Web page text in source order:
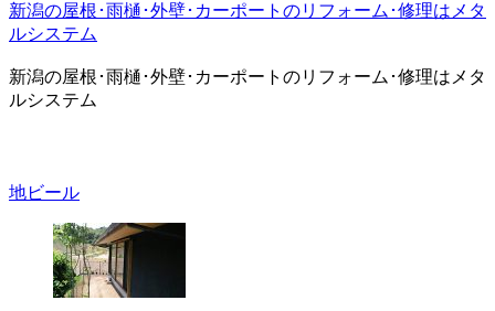
新潟の屋根･雨樋･外壁･カーポートのリフォーム･修理はメタ
ルシステム
新潟の屋根･雨樋･外壁･カーポートのリフォーム･修理はメタ
ルシステム
地ビール